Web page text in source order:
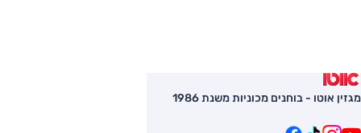
מגזין אוטו - בוחנים מכוניות משנת 1986